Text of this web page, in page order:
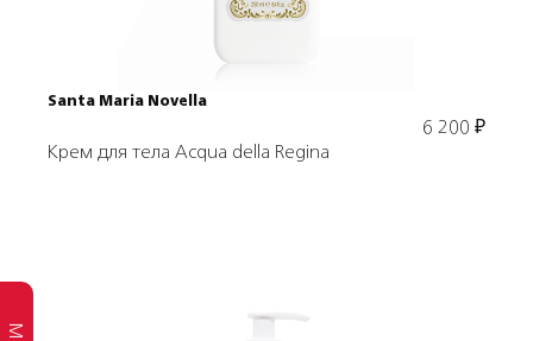
Santa Maria Novella
6 200 ₽
Крем для тела Acqua della Regina